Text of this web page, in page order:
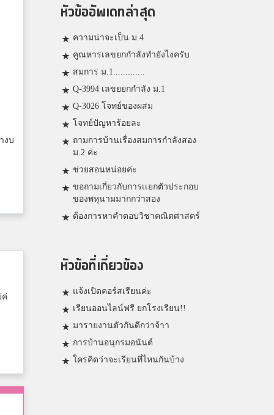
งบ
ค่
หัวข้ออัพเดทล่าสุด
ความน่าจะเป็น ม.4
คูณหารเลขยกกำลังทำยังไงครับ
สมการ ม.1.............
Q-3994 เลขยยกกำลัง ม.1
Q-3026 โจทย์ของผสม
โจทย์ปัญหาร้อยละ
ถามการบ้านเรื่องสมการกำลังสอง
ม.2 ค่ะ
ช่วยสอนหน่อยค่ะ
ขอถามเกี่ยวกับการเเยกตัวประกอบ
ของพหุนามมากกว่าสอง
ต้องการหาคำตอบวิชาคณิตศาสตร์
หัวข้อที่เกี่ยวข้อง
แจ้งเปิดคอร์สเรียนค่ะ
เรียนออนไลน์ฟรี ยกโรงเรียน!!
มารายงานตัวกันดีกว่าจ้าา
การบ้านอนุกรมอนันต์
ใครคิดว่าจะเรียนที่ไหนกันบ้าง